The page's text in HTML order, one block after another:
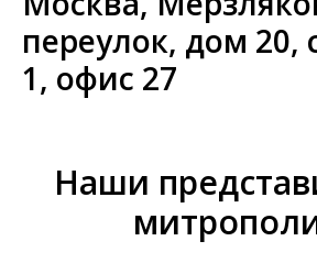
переулок, дом 20,
1, офис 27
Наши